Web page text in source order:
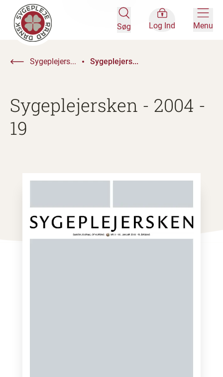
Søg Log Ind Menu
Sygeplejers... Sygeplejers...
Sygeplejersken - 2004 -
19